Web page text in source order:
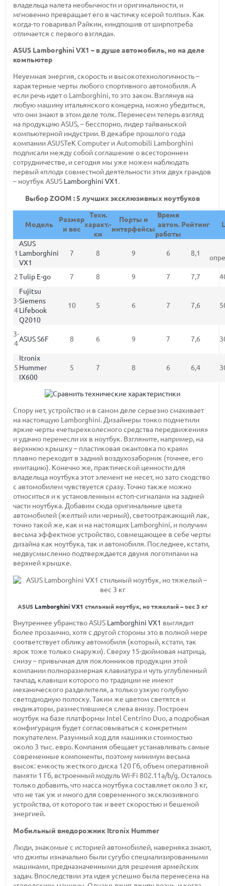
владельца налета необычности и оригинальности, и
мгновенно превращает его в частичку «серой толпы». Как
когда-то говаривал Райкин, «индпошив от ширпотреба
отличается с первого взгляда».
ASUS Lamborghini VX1 – в душе автомобиль, но на деле
компьютер
Неуемная энергия, скорость и высокотехнологичность –
характерные черты любого спортивного автомобиля. А
если речь идет о Lamborghini, то это закон. Взглянув на
любую машину итальянского концерна, можно убедиться,
что они знают в этом деле толк. Перенесем теперь взгляд
на продукцию ASUS, – бесспорно, лидер тайваньской
компьютерной индустрии. В декабре прошлого года
компании ASUSTeK Computer и Automobili Lamborghini
подписали между собой соглашение о всестороннем
сотрудничестве, и сегодня мы уже можем наблюдать
первый «плод» совместной деятельности этих двух грандов
– ноутбук ASUS Lamborghini VX1.
Выбор ZOOM : 5 лучших эксклюзивных ноутбуков
Модель
Размер
и вес
Техн.
характ.-
ки
Порты и
интерфейсы
Время
автон.
работы
Рейтинг
1
ASUS
Lamborghini
VX1
7 8 9 6 8,1
2 Tulip E-go 7 8 9 7 7,7
3-
4
Fujitsu
Siemens
Lifebook
Q2010
10 5 6 7 7,6
3-
4
ASUS S6F 8 6 9 7 7,6
5
Itronix
Hummer
IX600
5 7 8 6 6,4
Спору нет, устройство и в самом деле серьезно смахивает
на настоящую Lamborghini. Дизайнеры тонко подметили
яркие черты «четырехколесного средства передвижения»
и удачно перенесли их в ноутбук. Взгляните, например, на
верхнюю крышку – пластиковая окантовка по краям
плавно переходит в задний воздухозаборник (точнее, его
имитацию). Конечно же, практической ценности для
владельца ноутбука этот элемент не несет, но зато сходство
с автомобилем чувствуется сразу. Точно также можно
относиться и к установленным«стоп-сигналам» на задней
части ноутбука. Добавим сюда оригинальные цвета
автомобилей (желтый или черный), светоотражающий лак,
точно такой же, как и на настоящих Lamborghini, и получим
весьма эффектное устройство, совмещающее в себе черты
дизайна как ноутбука, так и автомобиля. Последнее, кстати,
недвусмысленно подтверждается двумя логотипами на
верхней крышке.
ASUS Lamborghini VX1 стильный ноутбук, но тяжелый – вес 3 кг
Внутреннее убранство ASUS Lamborghini VX1 выглядит
более прозаично, хотя с другой стороны это в полной мере
соответствует облику автомобиля (который, кстати, так
ярок тоже только снаружи). Сверху 15-дюймовая матрица,
снизу – привычная для поклонников продукции этой
компании полноразмерная клавиатура и чуть углубленный
тачпад, клавиши которого по традиции не имеют
механического разделителя, а только узкую голубую
светодиодную полоску. Таким же цветом светятся и
индикаторы, разместившиеся слева внизу. Построен
ноутбук на базе платформы Intel Centrino Duo, а подробная
конфигурация будет согласовываться с конкретным
покупателем. Разумный ход для машинки стоимостью
около 3 тыс.евро. Компания обещает устанавливать самые
современные компоненты, поэтому минимум весьма
высок: емкость жесткогодиска 120 Гб,объем оперативной
памяти 1 Гб, встроенный модульWi-Fi 802.11a/b/g. Осталось
только добавить, что масса ноутбука составляетоколо 3 кг,
что не так уж и много для современного эксклюзивного
устройства, от которого так и веет скоростью и бешеной
энергией.
Мобильный внедорожник Itronix Hummer
Люди, знакомые с историей автомобилей, наверняка знают,
что джипы изначально были сугубо специализированными
машинами, предназначенными для решения армейских
задач. Впоследствии эта идея успешно была перенесена на